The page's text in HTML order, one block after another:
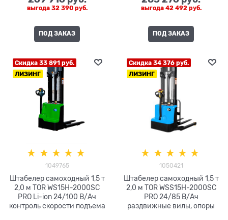
выгода 32 390 руб.
ПОД ЗАКАЗ
выгода 42 492 руб.
ПОД ЗАКАЗ
Скидка 33 891 руб.
ЛИЗИНГ
1049765
Штабелер самоходный 1,5 т
2,0 м TOR WS15H-2000SC
PRO Li-ion 24/100 В/Ач
контроль скорости подъема
Скидка 34 376 руб.
ЛИЗИНГ
1050421
Штабелер самоходный 1,5 т
2,0 м TOR WSS15H-2000SC
PRO 24/85 В/Ач
раздвижные вилы, опоры